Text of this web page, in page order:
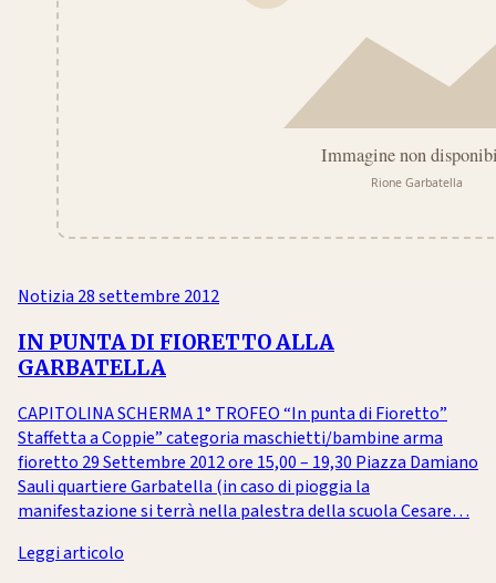
Notizia 28 settembre 2012
IN PUNTA DI FIORETTO ALLA
GARBATELLA
CAPITOLINA SCHERMA 1° TROFEO “In punta di Fioretto”
Staffetta a Coppie” categoria maschietti/bambine arma
fioretto 29 Settembre 2012 ore 15,00 – 19,30 Piazza Damiano
Sauli quartiere Garbatella (in caso di pioggia la
manifestazione si terrà nella palestra della scuola Cesare…
Leggi articolo